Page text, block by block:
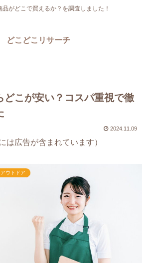
品がどこで買えるか？を調査しました！
どこどこリサーチ
どこが安い？コスパ重視で徹
2024.11.09
は広告が含まれています）
ウトドア